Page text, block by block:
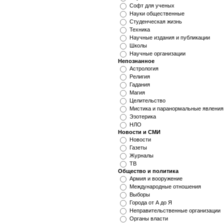
Софт для ученых
Науки общественные
Студенческая жизнь
Техника
Научные издания и публикации
Школы
Научные организации
Непознанное
Астрология
Религия
Гадания
Магия
Целительство
Мистика и паранормальные явления
Эзотерика
НЛО
Новости и СМИ
Новости
Газеты
Журналы
ТВ
Общество и политика
Армия и вооружение
Международные отношения
Выборы
Города от А до Я
Неправительственные организации
Органы власти